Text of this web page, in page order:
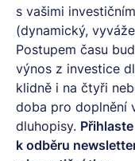
s vašimi
(dynamický,
Postupem času
výnos z investice
klidně i na čtyři
doba pro doplnění
dluhopisy.
k odběru